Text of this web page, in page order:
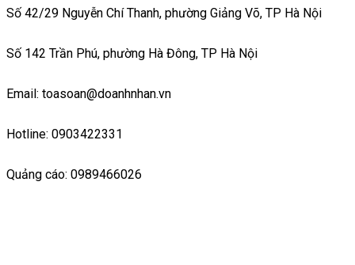
Số 42/29 Nguyễn Chí Thanh, phường Giảng Võ, TP Hà Nội
Số 142 Trần Phú, phường Hà Đông, TP Hà Nội
Email: toasoan@doanhnhan.vn
Hotline: 0903422331
Quảng cáo: 0989466026